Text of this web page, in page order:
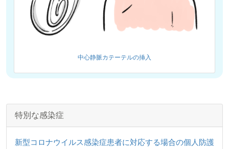
中心静脈カテーテルの挿入
特別な感染症
新型コロナウイルス感染症患者に対応する場合の個人防護